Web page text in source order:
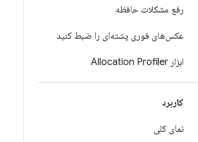
رفع مشکلات حافظه
عکس‌های فوری پشته‌ای را ضبط کنید
ابزار Allocation Profiler
کاربرد
نمای کلی